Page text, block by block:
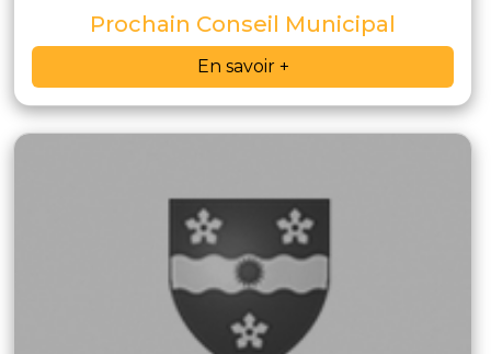
Prochain Conseil Municipal
En savoir +